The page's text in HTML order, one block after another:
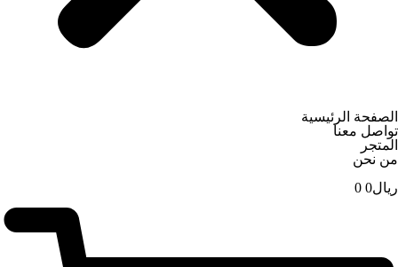
الصفحة الرئيسية
تواصل معنا
المتجر
من نحن
ریال0
0